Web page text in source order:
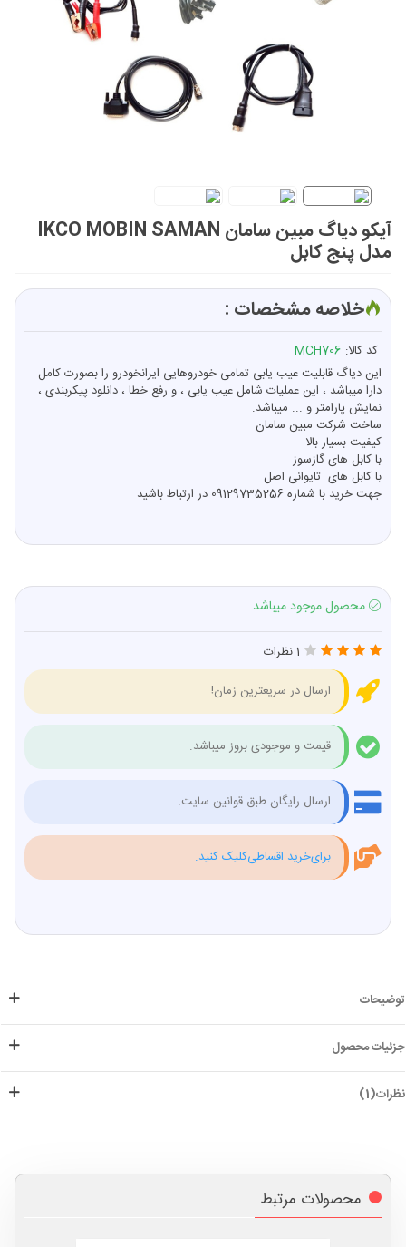
آیکو دیاگ مبین سامان IKCO MOBIN SAMAN
مدل پنج کابل
خلاصه مشخصات :
کد کالا: MCH706
این دیاگ قابلیت عیب یابی تمامی خودروهایی ایرانخودرو را بصورت کامل
دارا میباشد ، این عملیات شامل عیب یابی ، و رفع خطا ، دانلود پیکربندی ،
نمایش پارامتر و ... میباشد.
ساخت شرکت مبین سامان
کیفیت بسیار بالا
با کابل های گازسوز
با کابل های تایوانی اصل
جهت خرید با شماره 09129735256 در ارتباط باشید
محصول موجود میباشد
1 نظرات
ارسال در سریعترین زمان!
قیمت و موجودی بروز میباشد.
ارسال رایگان طبق قوانین سایت.
برای‌خرید اقساطی‌کلیک کنید.
توضیحات
جزئیات محصول
نظرات(1)
محصولات مرتبط